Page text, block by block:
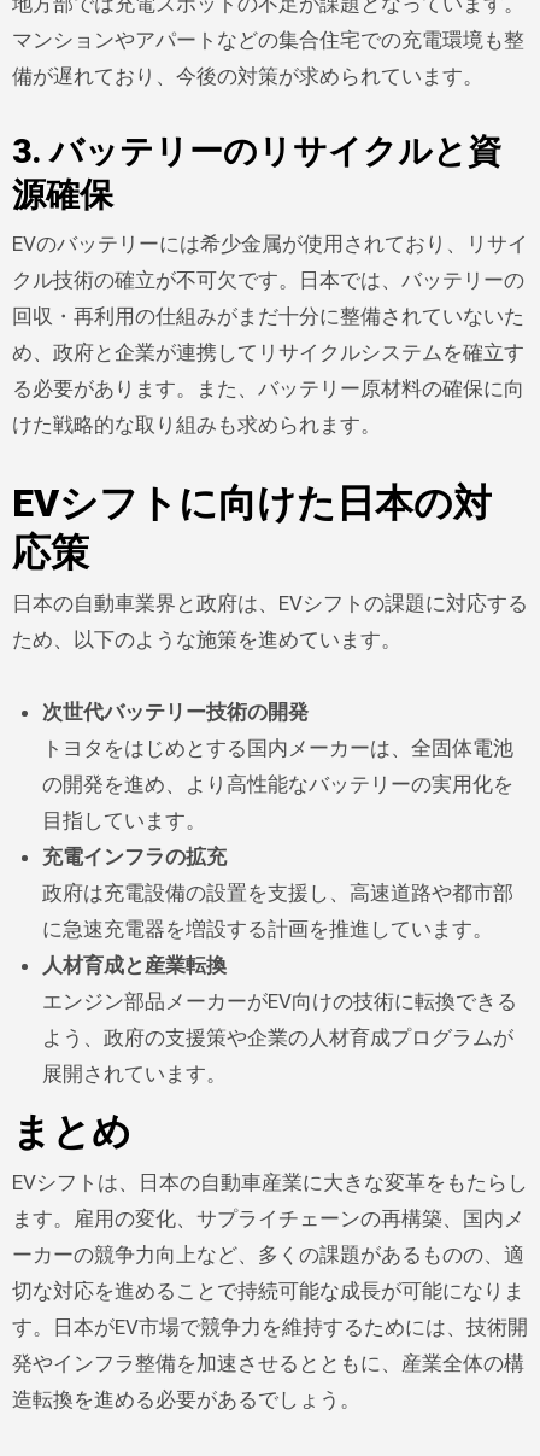
マンションやアパートなどの集合住宅での充電環境も整
備が遅れており、今後の対策が求められています。
3. バッテリーのリサイクルと資
源確保
EVのバッテリーには希少金属が使用されており、リサイ
クル技術の確立が不可欠です。日本では、バッテリーの
回収・再利用の仕組みがまだ十分に整備されていないた
め、政府と企業が連携してリサイクルシステムを確立す
る必要があります。また、バッテリー原材料の確保に向
けた戦略的な取り組みも求められます。
EVシフトに向けた日本の対
応策
日本の自動車業界と政府は、EVシフトの課題に対応する
ため、以下のような施策を進めています。
次世代バッテリー技術の開発
トヨタをはじめとする国内メーカーは、全固体電池
の開発を進め、より高性能なバッテリーの実用化を
目指しています。
充電インフラの拡充
政府は充電設備の設置を支援し、高速道路や都市部
に急速充電器を増設する計画を推進しています。
人材育成と産業転換
エンジン部品メーカーがEV向けの技術に転換できる
よう、政府の支援策や企業の人材育成プログラムが
展開されています。
まとめ
EVシフトは、日本の自動車産業に大きな変革をもたらし
ます。雇用の変化、サプライチェーンの再構築、国内メ
ーカーの競争力向上など、多くの課題があるものの、適
切な対応を進めることで持続可能な成長が可能になりま
す。日本がEV市場で競争力を維持するためには、技術開
発やインフラ整備を加速させるとともに、産業全体の構
造転換を進める必要があるでしょう。